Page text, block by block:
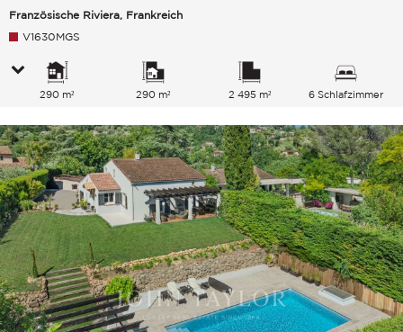
Französische Riviera, Frankreich
V1630MGS
290 m² 290 m² 2 495 m² 6 Schlafzimmer